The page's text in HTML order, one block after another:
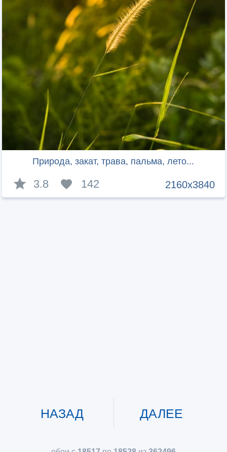
Природа, закат, трава, пальма, лето...
2160x3840
3.8 142
НАЗАД ДАЛЕЕ